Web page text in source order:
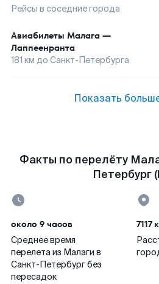
Рейсы в соседние города
Авиабилеты Малага —
Лаппеенранта
181 км до Санкт-Петербурга
Показать
Факты по перелёту
Петербург
около 9 часов
Среднее время
перелета из Малаги в
Санкт-Петербург без
пересадок
7117